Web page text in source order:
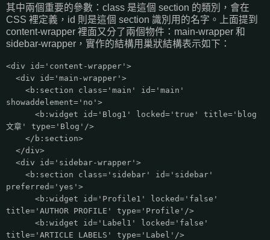
其中兩個重要的參數：class 是這個 section 的類別，會在
CSS 裡定義，id 則是這個 section 識別用的名字。上面提到
content-wrapper 裡面又分了兩個物件：main-wrapper 和
sidebar-wrapper，實作的結構用巢狀結構表示如下：
<div id='content-wrapper'>
<div id='main-wrapper'>
<b:section class='main' id='main'
showaddelement='no'>
<b:widget id='Blog1' locked='true' title='blog
文章' type='Blog'/>
</b:section>
</div>
<div id='sidebar-wrapper'>
<b:section class='sidebar' id='sidebar'
preferred='yes'>
<b:widget id='Profile1' locked='false'
title='AUTHOR PROFILE' type='Profile'/>
<b:widget id='Label1' locked='false'
title='ARTICLE LABELS' type='Label'/>